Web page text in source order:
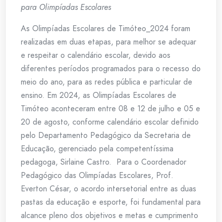
para Olimpíadas Escolares
As Olimpíadas Escolares de Timóteo_2024 foram
realizadas em duas etapas, para melhor se adequar
e respeitar o calendário escolar, devido aos
diferentes períodos programados para o recesso do
meio do ano, para as redes pública e particular de
ensino. Em 2024, as Olimpíadas Escolares de
Timóteo aconteceram entre 08 e 12 de julho e 05 e
20 de agosto, conforme calendário escolar definido
pelo Departamento Pedagógico da Secretaria de
Educação, gerenciado pela competentíssima
pedagoga, Sirlaine Castro. Para o Coordenador
Pedagógico das Olimpíadas Escolares, Prof.
Everton César, o acordo intersetorial entre as duas
pastas da educação e esporte, foi fundamental para
alcance pleno dos objetivos e metas e cumprimento